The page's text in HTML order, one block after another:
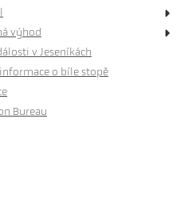
výhod
v Jeseníkách
o bíle stopě
Bureau